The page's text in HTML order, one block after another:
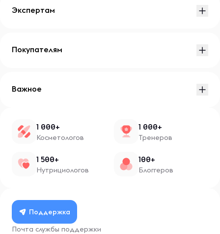
Экспертам
Покупателям
Важное
1 000+
Косметологов
1 000+
Тренеров
1 500+
Нутрициологов
100+
Блоггеров
Поддержка
Почта службы поддержки